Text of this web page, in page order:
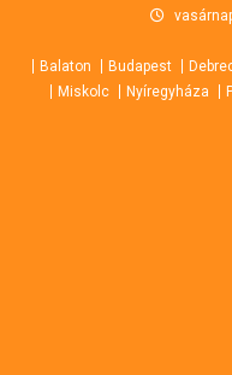
contentBalaton Budapest
Miskolc
Nyíregyháza